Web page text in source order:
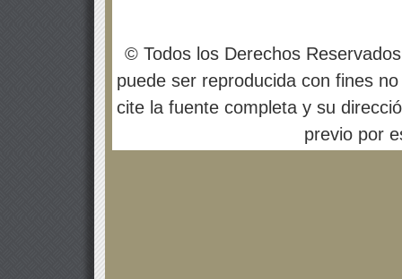
© Todos los Derechos
puede ser reproducida con fines
cite la fuente completa y su
previo por